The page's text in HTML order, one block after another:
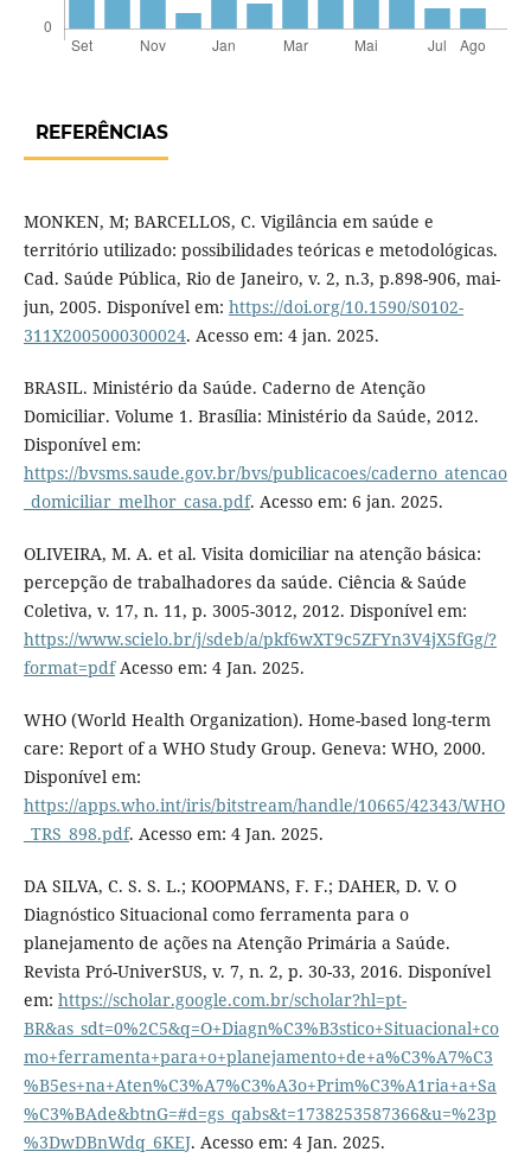
REFERÊNCIAS
MONKEN, M; BARCELLOS, C. Vigilância em saúde e
território utilizado: possibilidades teóricas e metodológicas.
Cad. Saúde Pública, Rio de Janeiro, v. 2, n.3, p.898-906, mai-
jun, 2005. Disponível em: https://doi.org/10.1590/S0102-
311X2005000300024. Acesso em: 4 jan. 2025.
BRASIL. Ministério da Saúde. Caderno de Atenção
Domiciliar. Volume 1. Brasília: Ministério da Saúde, 2012.
Disponível em:
https://bvsms.saude.gov.br/bvs/publicacoes/caderno_atencao
_domiciliar_melhor_casa.pdf. Acesso em: 6 jan. 2025.
OLIVEIRA, M. A. et al. Visita domiciliar na atenção básica:
percepção de trabalhadores da saúde. Ciência & Saúde
Coletiva, v. 17, n. 11, p. 3005-3012, 2012. Disponível em:
https://www.scielo.br/j/sdeb/a/pkf6wXT9c5ZFYn3V4jX5fGg/?
format=pdfAcesso em: 4 Jan. 2025.
WHO (World Health Organization). Home-based long-term
care: Report of a WHO Study Group. Geneva: WHO, 2000.
Disponível em:
https://apps.who.int/iris/bitstream/handle/10665/42343/WHO
_TRS_898.pdf. Acesso em: 4 Jan. 2025.
DA SILVA, C. S. S. L.; KOOPMANS, F. F.; DAHER, D. V. O
Diagnóstico Situacional como ferramenta para o
planejamento de ações na Atenção Primária a Saúde.
Revista Pró-UniverSUS, v. 7, n. 2, p. 30-33, 2016. Disponível
em: https://scholar.google.com.br/scholar?hl=pt-
BR&as_sdt=0%2C5&q=O+Diagn%C3%B3stico+Situacional+co
mo+ferramenta+para+o+planejamento+de+a%C3%A7%C3
%B5es+na+Aten%C3%A7%C3%A3o+Prim%C3%A1ria+a+Sa
%C3%BAde&btnG=#d=gs_qabs&t=1738253587366&u=%23p
%3DwDBnWdq_6KEJ. Acesso em: 4 Jan. 2025.